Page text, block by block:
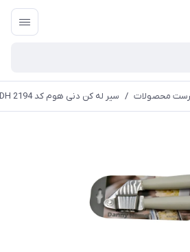
محصولات / سیر له کن دنی هوم کد DH 2194